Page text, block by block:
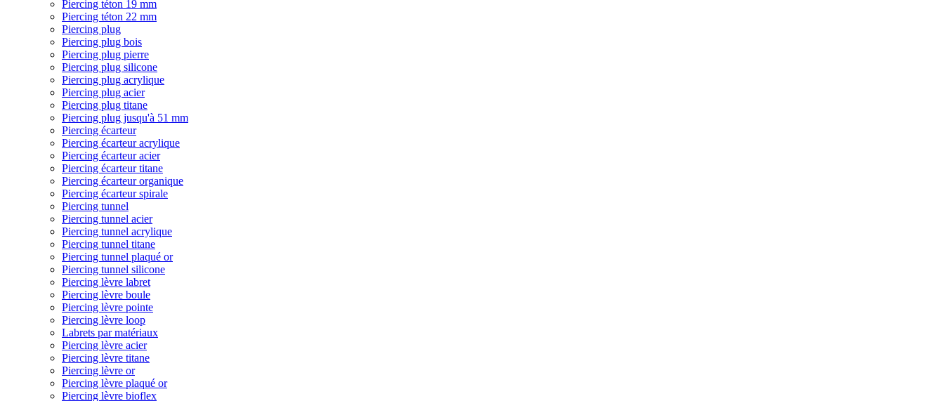
Piercing téton 19 mm
Piercing téton 22 mm
Piercing plug
Piercing plug bois
Piercing plug pierre
Piercing plug silicone
Piercing plug acrylique
Piercing plug acier
Piercing plug titane
Piercing plug jusqu'à 51 mm
Piercing écarteur
Piercing écarteur acrylique
Piercing écarteur acier
Piercing écarteur titane
Piercing écarteur organique
Piercing écarteur spirale
Piercing tunnel
Piercing tunnel acier
Piercing tunnel acrylique
Piercing tunnel titane
Piercing tunnel plaqué or
Piercing tunnel silicone
Piercing lèvre labret
Piercing lèvre boule
Piercing lèvre pointe
Piercing lèvre loop
Labrets par matériaux
Piercing lèvre acier
Piercing lèvre titane
Piercing lèvre or
Piercing lèvre plaqué or
Piercing lèvre bioflex